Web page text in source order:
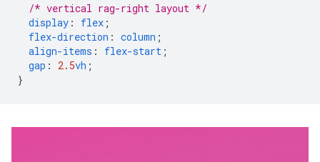
/* vertical rag-right layout */
display : flex ;
flex-direction : column ;
align-items : flex-start ;
gap : 2.5vh ;
}